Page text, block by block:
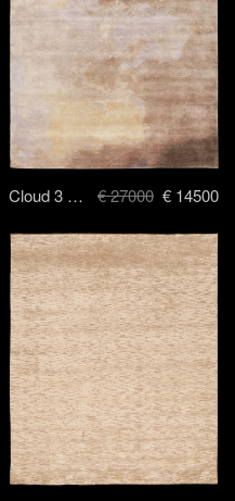
Cloud 3 - 250x300 cm € 27000 € 14500